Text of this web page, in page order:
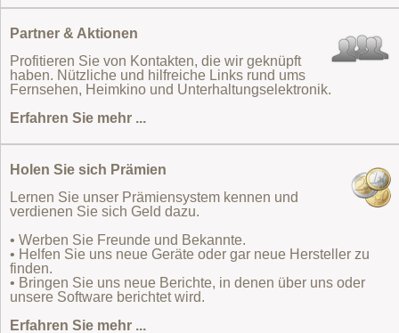
Partner & Aktionen
Profitieren Sie von Kontakten, die wir geknüpft
haben. Nützliche und hilfreiche Links rund ums
Fernsehen, Heimkino und Unterhaltungselektronik.
Erfahren Sie mehr ...
Holen Sie sich Prämien
Lernen Sie unser Prämiensystem kennen und
verdienen Sie sich Geld dazu.
• Werben Sie Freunde und Bekannte.
• Helfen Sie uns neue Geräte oder gar neue Hersteller zu
finden.
• Bringen Sie uns neue Berichte, in denen über uns oder
unsere Software berichtet wird.
Erfahren Sie mehr ...